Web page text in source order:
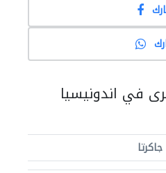
في اندونيسيا
جاكرتا